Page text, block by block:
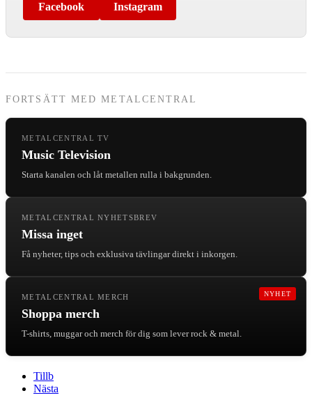
Facebook Instagram
FORTSÄTT MED METALCENTRAL
METALCENTRAL TV
Music Television
Starta kanalen och låt metallen rulla i bakgrunden.
METALCENTRAL NYHETSBREV
Missa inget
Få nyheter, tips och exklusiva tävlingar direkt i inkorgen.
NYHET
METALCENTRAL MERCH
Shoppa merch
T-shirts, muggar och merch för dig som lever rock & metal.
Tillb
Nästa